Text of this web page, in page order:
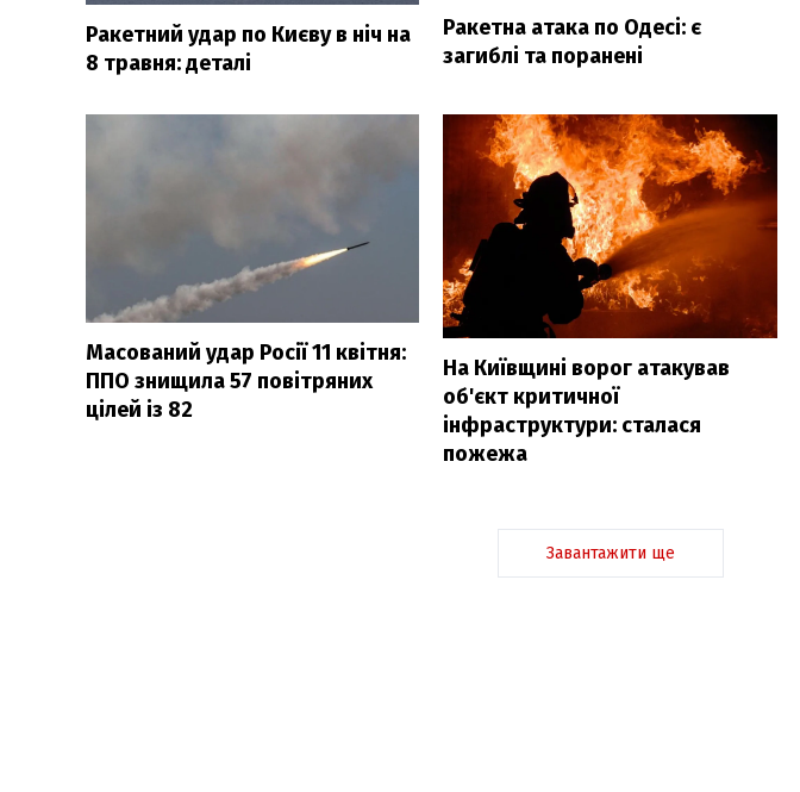
Ракетний удар по Києву в ніч на
8 травня: деталі
Ракетна атака по Одесі: є
загиблі та поранені
Масований удар Росії 11 квітня:
ППО знищила 57 повітряних
цілей із 82
На Київщині ворог атакував
об'єкт критичної
інфраструктури: сталася
пожежа
Завантажити ще